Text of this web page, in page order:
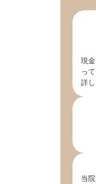
現
っ
詳
当